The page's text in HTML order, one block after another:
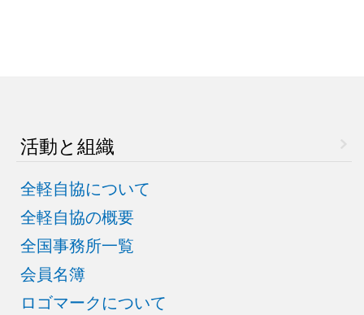
活動と組織
全軽自協について
全軽自協の概要
全国事務所一覧
会員名簿
ロゴマークについて